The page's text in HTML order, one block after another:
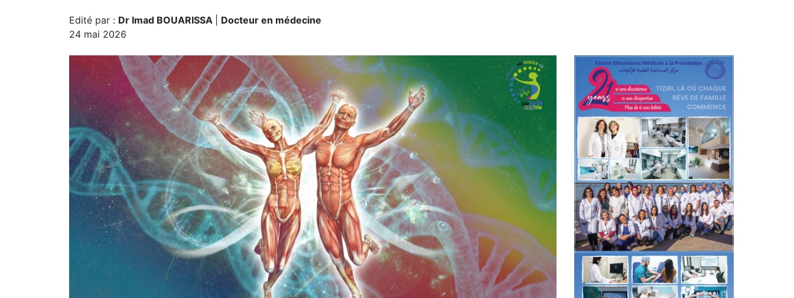
Edité par : Dr Imad BOUARISSA
Docteur en médecine
24 mai 2026